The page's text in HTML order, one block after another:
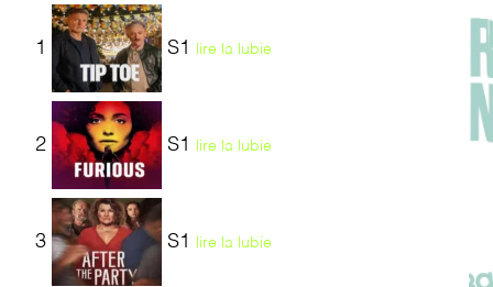
1 S1 lire la lubie
2 S1 lire la lubie
3 S1 lire la lubie